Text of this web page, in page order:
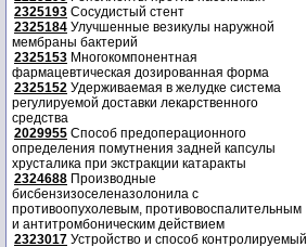
2325193 Сосудистый стент
2325184 Улучшенные везикулы наружной
мембраны бактерий
2325153 Многокомпонентная
фармацевтическая дозированная форма
2325152 Удерживаемая в желудке система
регулируемой доставки лекарственного
средства
2029955 Способ предоперационного
определения помутнения задней капсулы
хрусталика при экстракции катаракты
2324688 Производные
бисбензизоселеназолонила с
противоопухолевым, противовоспалительным
и антитромбоническим действием
2323017 Устройство и способ контролируемый